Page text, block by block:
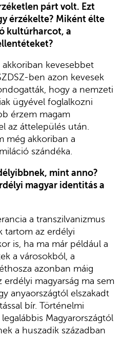
párt volt. Ezt
érzékelte? Miként élte
kultúrharcot, a
kevesebbet
ben azon kevesek
hogy a nemzeti
ügyével foglalkozni
érzem magam
az áttelepülés után.
még akkoriban a
szándéka.
mint anno?
magyar identitás a
a transzilvanizmus
tartom az erdélyi
is, ha ma már például a
a városokból, a
azonban máig
erdélyi magyarság ma sem
anyaországtól elszakadt
bír. Történelmi
Magyarországtól
a huszadik században